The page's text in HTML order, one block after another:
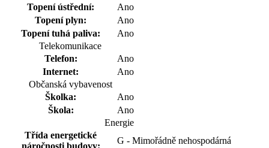
Topení ústřední:
Ano
Topení plyn:
Ano
Topení tuhá paliva:
Ano
Telekomunikace
Telefon:
Ano
Internet:
Ano
Občanská vybavenost
Školka:
Ano
Škola:
Ano
Energie
Třída energetické
náročnosti budovy:
G - Mimořádně nehospodárná